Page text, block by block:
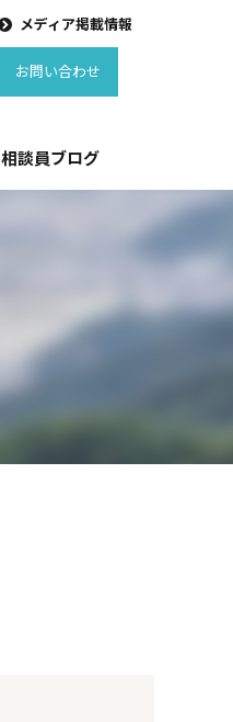
メディア掲載情報
お問い合わせ
相談員ブログ